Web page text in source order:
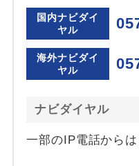
国内ナビダイ
ヤル
海外ナビダイ
ヤル
ナビダイヤル
一部のIP電話から